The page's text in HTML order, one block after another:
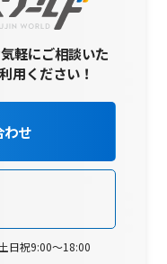
軽にご相談いた
用ください！
わせ
祝9:00～18:00